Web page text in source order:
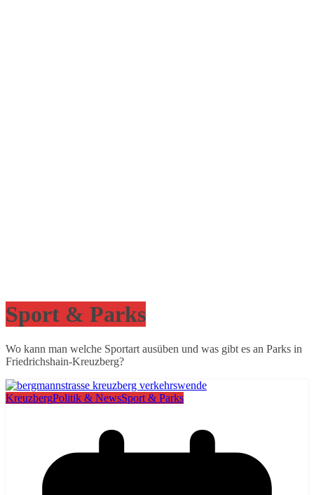
Sport & Parks
Wo kann man welche Sportart ausüben und was gibt es an Parks in
Friedrichshain-Kreuzberg?
KreuzbergPolitik & NewsSport & Parks